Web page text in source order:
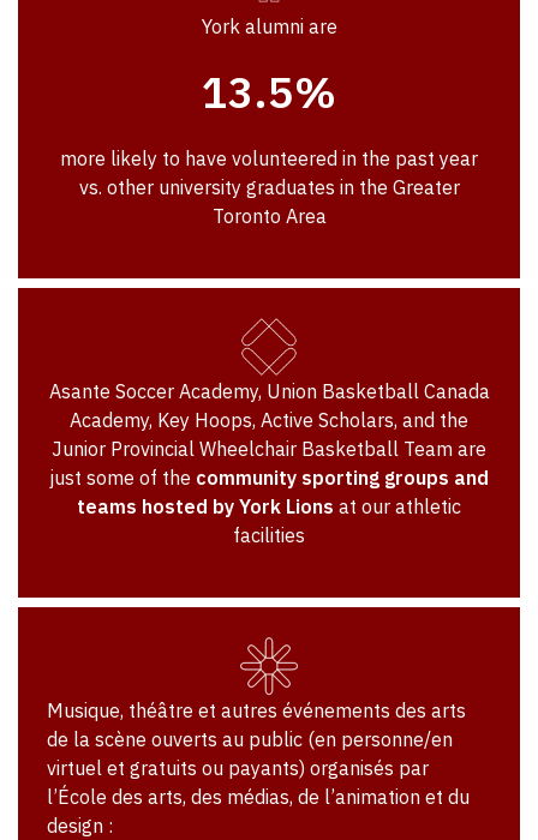
York alumni are
13.5%
more likely to have volunteered in the past year
vs. other university graduates in the Greater
Toronto Area
Asante Soccer Academy, Union Basketball Canada
Academy, Key Hoops, Active Scholars, and the
Junior Provincial Wheelchair Basketball Team are
just some of the community sporting groups and
teams hosted by York Lions at our athletic
facilities
Musique, théâtre et autres événements des arts
de la scène ouverts au public (en personne/en
virtuel et gratuits ou payants) organisés par
l’École des arts, des médias, de l’animation et du
design :